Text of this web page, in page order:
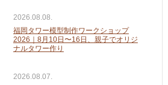
2026.08.08.
福岡タワー模型制作ワークショップ
2026｜8月10日〜16日、親子でオリジ
ナルタワー作り
2026.08.07.